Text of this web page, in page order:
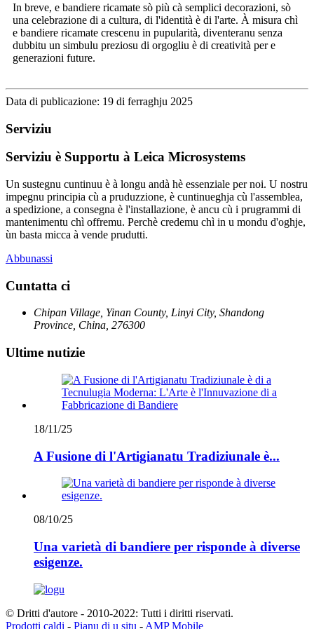
In breve, e bandiere ricamate sò più cà semplici decorazioni, sò
una celebrazione di a cultura, di l'identità è di l'arte. À misura chì
e bandiere ricamate crescenu in pupularità, diventeranu senza
dubbitu un simbulu preziosu di orgogliu è di creatività per e
generazioni future.
Data di publicazione: 19 di ferraghju 2025
Serviziu
Serviziu è Supportu à Leica Microsystems
Un sustegnu cuntinuu è à longu andà hè essenziale per noi. U nostru
impegnu principia cù a pruduzzione, è cuntinueghja cù l'assemblea,
a spedizione, a consegna è l'installazione, è ancu cù i prugrammi di
mantenimentu chì offremu. Perchè credemu chì in u mondu d'oghje,
ùn basta micca à vende prudutti.
Abbunassi
Cuntatta ci
Chipan Village, Yinan County, Linyi City, Shandong
Province, China, 276300
Ultime nutizie
18/11/25
A Fusione di l'Artigianatu Tradiziunale è...
08/10/25
Una varietà di bandiere per risponde à diverse
esigenze.
© Dritti d'autore - 2010-2022: Tutti i diritti riservati.
Prodotti caldi - Pianu di u situ - AMP Mobile